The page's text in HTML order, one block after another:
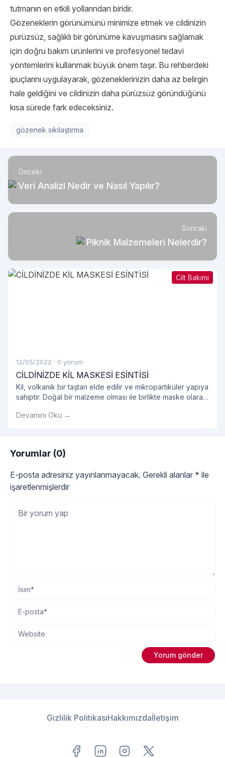
tutmanın en etkili yollarından biridir.
Gözeneklerin görünümünü minimize etmek ve cildinizin
pürüzsüz, sağlıklı bir görünüme kavuşmasını sağlamak
için doğru bakım ürünlerini ve profesyonel tedavi
yöntemlerini kullanmak büyük önem taşır. Bu rehberdeki
ipuçlarını uygulayarak, gözeneklerinizin daha az belirgin
hale geldiğini ve cildinizin daha pürüzsüz göründüğünü
kısa sürede fark edeceksiniz.
gözenek sıkılaştırma
Önceki
Veri Analizi Nedir ve Nasıl Yapılır?
Sonraki
Piknik Malzemeleri Nelerdir?
Cilt Bakımı
12/05/2022 · 0 yorum
CİLDİNİZDE KİL MASKESİ ESİNTİSİ
Kil, volkanik bir taştan elde edilir ve mikropartiküler yapıya
sahiptir. Doğal bir malzeme olması ile birlikte maske olarak
Devamını Oku →
Yorumlar (0)
E-posta adresiniz yayınlanmayacak. Gerekli alanlar * ile
işaretlenmişlerdir
Gizlilik PolitikasıHakkımızdaİletişim